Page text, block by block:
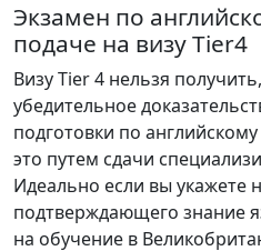
Экзамен по
подаче на визу Tier4
ВизуTier4 нельзя получить,
убедительное
подготовки по английскому
это путем сдачи
Идеально если вы укажете
подтверждающего знание
на обучение в